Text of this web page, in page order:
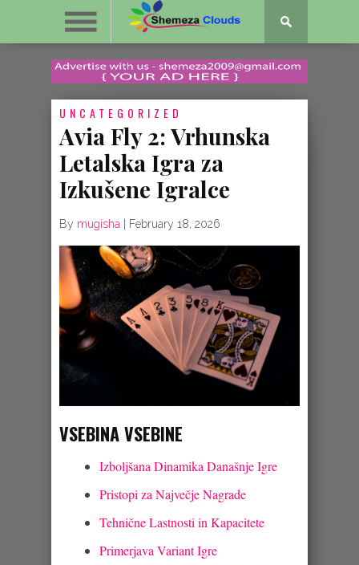
UNCATEGORIZED
Avia Fly 2: Vrhunska
Letalska Igra za
Izkušene Igralce
By mugisha February 18, 2026
VSEBINA VSEBINE
Izboljšana Dinamika Današnje Igre
Pristopi za Največje Nagrade
Tehnične Lastnosti in Kapacitete
Primerjava Variant Igre